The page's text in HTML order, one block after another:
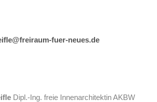
fuer-neues.de
Dipl.-Ing. freie Innenarchitektin AKBW